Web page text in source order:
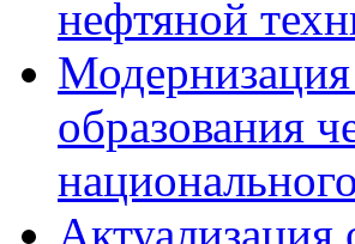
нефтяной
Модернизация
образования